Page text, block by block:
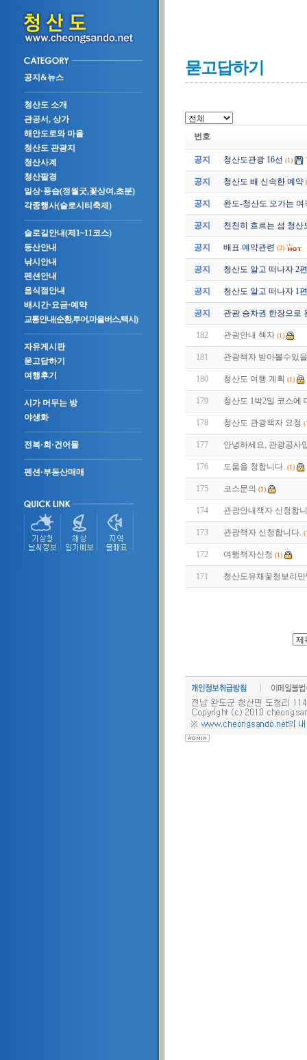
공지&뉴스
청산도 소개
관공서, 상가
해안도로와 마을
청산도 관광지
청산사계
청산팔경
일상·풍습(정월굿,꽃상여,초분)
각종행사(슬로시티축제)
슬로길안내(제1~11코스)
등산안내
낚시안내
펜션안내
음식점안내
배시간·요금·예약
교통안내(순환,투어,마을버스,택시)
자유게시판
묻고답하기
여행후기
시가 머무는 방
야생화
전복·회·건어물
펜션·부동산매매
묻고답하기
번호
공지 청산도관광 16선 (1)
공지 청산도 배 신속한 예약
공지 완도-청산도 오가는
공지 천천히 흐르는 섬 청산
공지 배표 예약관련 (2)
공지 청산도 알고 떠나자 2
공지 청산도 알고 떠나자 1
공지 관광 승차권 한장으로
182 관광안내 책자 (1)
181 관광책자 받아볼수있
180 청산도 여행 계획 (1)
179 청산도 1박2일 코스에
178 청산도 관광책자 요청
177 안녕하세요, 관광공사
176 도움을 청합니다. (1)
175 코스문의 (1)
174 관광안내책자 신청합
173 관광책자 신청합니다.
172 여행책자신청 (1)
171 청산도유채꽃청보리